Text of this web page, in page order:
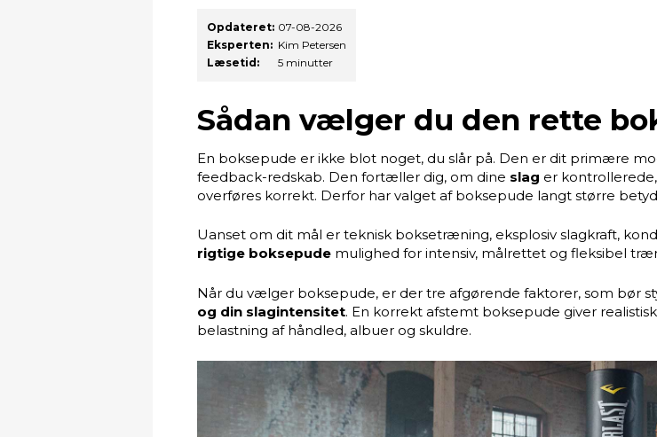
Opdateret: 07-08-2026
Eksperten: Kim Petersen
Læsetid:
5 minutter
Sådan vælger du den rette
En boksepude er ikke blot noget, du slår på. Den er dit primære
feedback-redskab. Den fortæller dig, om dine slag er
overføres korrekt. Derfor har valget af boksepude langt større
Uanset om dit mål er teknisk boksetræning, eksplosiv slagkraft,
rigtige boksepude mulighed for intensiv, målrettet og fleksibel
Når du vælger boksepude, er der tre afgørende faktorer, som bør
og din slagintensitet. En korrekt afstemt boksepude giver
belastning af håndled, albuer og skuldre.